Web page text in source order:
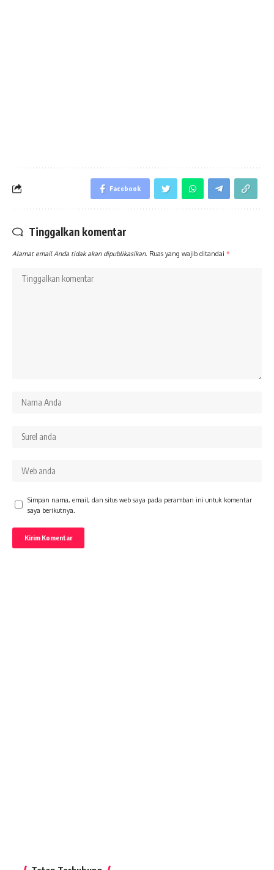
Facebook
Tinggalkan komentar
Alamat email Anda tidak akan dipublikasikan. Ruas yang wajib ditandai *
Simpan nama, email, dan situs web saya pada peramban ini untuk komentar
saya berikutnya.